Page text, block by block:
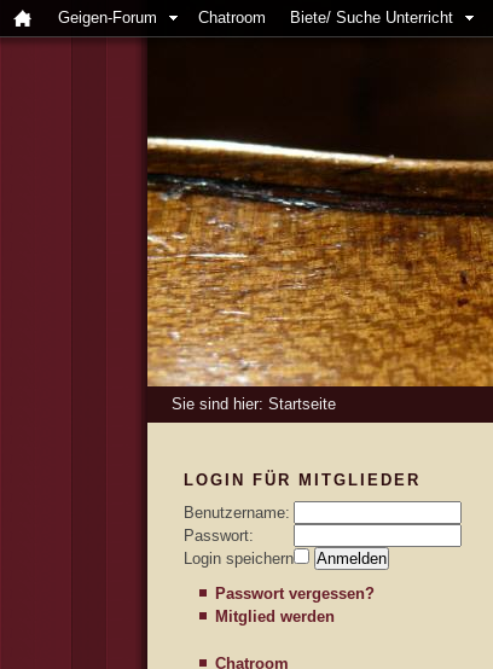
Geigen-Forum Chatroom Biete/ Suche Unterricht
Sie sind hier: Startseite
LOGIN FÜR MITGLIEDER
Benutzername:
Passwort:
Login speichern
Passwort vergessen?
Mitglied werden
Chatroom